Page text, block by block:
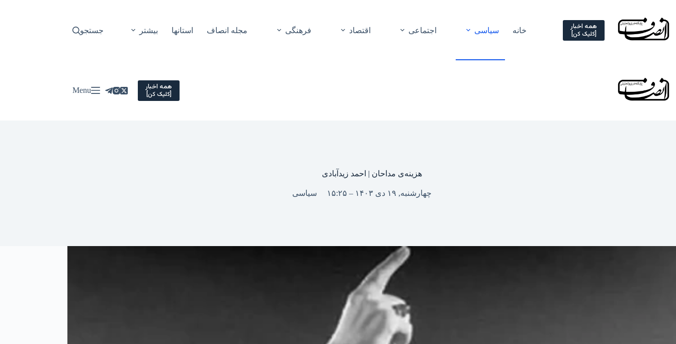
content
همه اخبار
[کلیک کن] خانه سیاسی اجتماعی اقتصاد فرهنگی مجله انصاف استانها بیشتر جستجو
همه اخبار
[کلیک کن] Menu
هزینه‌ی مداحان | احمد زیدآبادی
چهارشنبه, ۱۹ دی ۱۴۰۳ – ۱۵:۲۵ سیاسی